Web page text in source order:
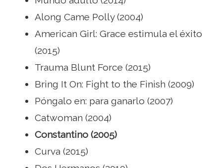
Along Came Polly (2004)
American Girl: Grace estimula el éxito
(2015)
Trauma Blunt Force (2015)
Bring It On: Fight to the Finish (2009)
Póngalo en: para ganarlo (2007)
Catwoman (2004)
Constantino (2005)
Curva (2015)